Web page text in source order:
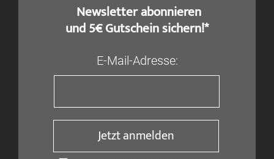
​ Newsletter abonnieren
und 5€ Gutschein sichern!*
E-Mail-Adresse:
Jetzt anmelden